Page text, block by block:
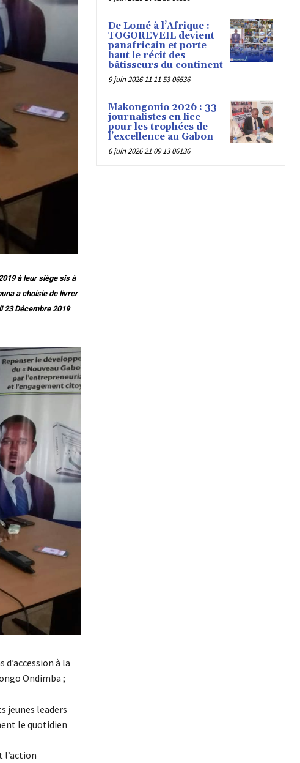
à leur siège sis à
a choisie de livrer
23 Décembre 2019
à la
Ondimba ;
jeunes leaders
le quotidien
l’action
De Lomé à l’Afrique :
TOGOREVEIL devient
panafricain et porte
haut le récit des
bâtisseurs du continent
9 juin 2026 11 11 53 06536
Makongonio 2026 : 33
journalistes en lice
pour les trophées de
l’excellence au Gabon
6 juin 2026 21 09 13 06136